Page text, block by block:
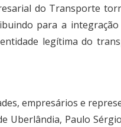
do Transporte
para a
legítima do
empresários e
Uberlândia, Paulo